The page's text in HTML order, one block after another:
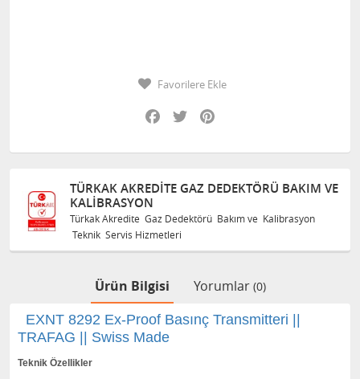
Favorilere Ekle
Facebook
Twitter
TÜRKAK AKREDITE GAZ DEDEKTÖRÜ BAKIM VE
KALIBRASYON
Türkak Akredite Gaz Dedektörü Bakım ve Kalibrasyon
Teknik Servis Hizmetleri
Ürün Bilgisi Yorumlar (0)
EXNT 8292 Ex-Proof Basınç Transmitteri ||
TRAFAG || Swiss Made
Teknik Özellikler